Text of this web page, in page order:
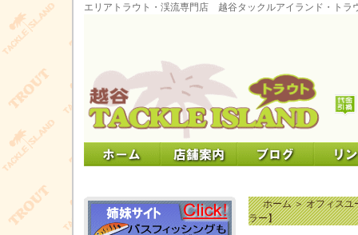
エリアトラウト・渓流専門店 越谷タックルアイランド・トラ
ホーム＞オフィスユ
ラー】